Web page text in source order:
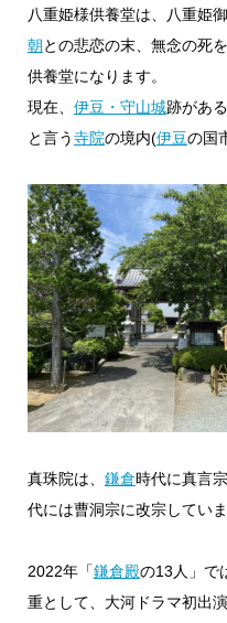
八重姫様供養堂は、八重姫
朝との悲恋の末、無念の死を
供養堂になります。
現在、 伊豆・守山城跡があ
と言う寺院の境内(伊豆の国
真珠院は、 鎌倉時代に真言
代には曹洞宗に改宗していま
2022年「鎌倉殿の13人」で
重として、大河ドラマ初出演